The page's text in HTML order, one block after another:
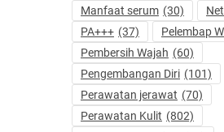
Manfaat serum (30)
PA+++ (37) Pelembap
Pembersih Wajah (60)
Pengembangan Diri (101)
Perawatan jerawat (70)
Perawatan Kulit (802)